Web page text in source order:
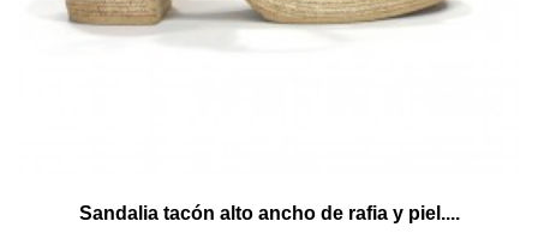
Sandalia tacón alto ancho de rafia y piel....